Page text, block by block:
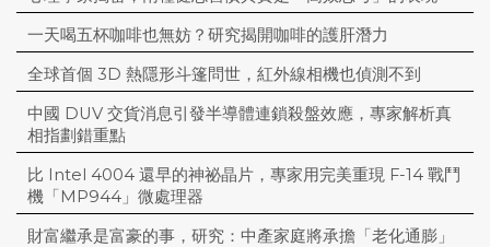
一天喝五杯咖啡也無妨？研究揭開咖啡的護肝潛力
全球首個 3D 熱隱形斗篷問世，紅外線相機也偵測不到
中國 DUV 交貨消息引發半導體連鎖殺盤效應，專家解析真
相指劃錯重點
比 Intel 4004 還早的神祕晶片，專家用完美重現 F-14 戰鬥
機「MP944」微處理器
財富繼承是富豪的事，研究：中產家庭將承擔「老化通膨」